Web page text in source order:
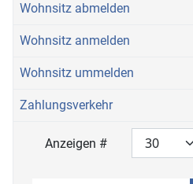
Anzeigen #
Wohnsitz abmelden
Wohnsitz anmelden
Wohnsitz ummelden
Zahlungsverkehr